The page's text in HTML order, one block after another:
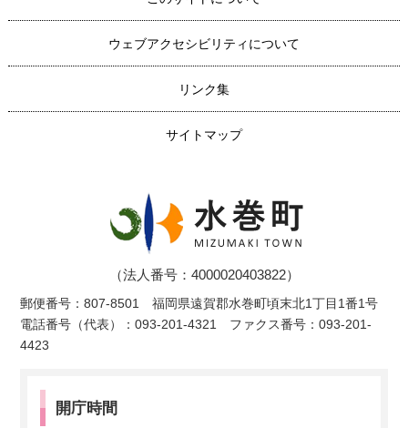
ウェブアクセシビリティについて
リンク集
サイトマップ
（法人番号：4000020403822）
郵便番号：807-8501 福岡県遠賀郡水巻町頃末北1丁目1番1号
電話番号（代表）：093-201-4321 ファクス番号：093-201-
4423
開庁時間